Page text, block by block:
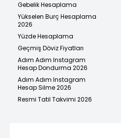
Gebelik Hesaplama
Yükselen Burç Hesaplama
2026
Yüzde Hesaplama
Geçmiş Döviz Fiyatları
Adım Adım Instagram
Hesap Dondurma 2026
Adım Adım Instagram
Hesap Silme 2026
Resmi Tatil Takvimi 2026